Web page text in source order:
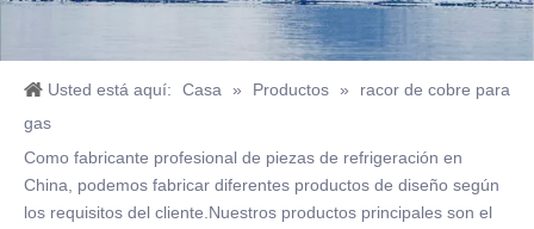
Usted está aquí: Casa » Productos »
racor de cobre para
gas
Como fabricante profesional de piezas de refrigeración en
China, podemos fabricar diferentes productos de diseño según
los requisitos del cliente.Nuestros productos principales son el